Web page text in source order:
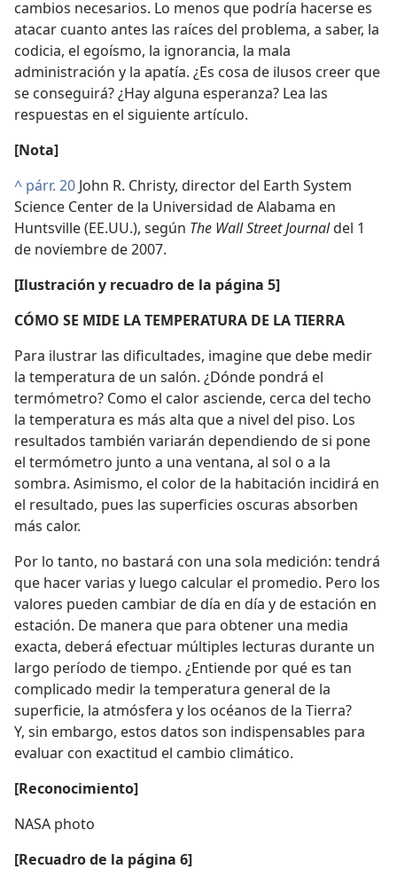
cambios necesarios. Lo menos que podría hacerse es
atacar cuanto antes las raíces del problema, a saber, la
codicia, el egoísmo, la ignorancia, la mala
administración y la apatía. ¿Es cosa de ilusos creer que
se conseguirá? ¿Hay alguna esperanza? Lea las
respuestas en el siguiente artículo.
[Nota]
^ párr. 20 John R. Christy, director del Earth System
Science Center de la Universidad de Alabama en
Huntsville (EE.UU.), según The Wall Street Journaldel 1
de noviembre de 2007.
[Ilustración y recuadro de la página 5]
CÓMO SE MIDE LA TEMPERATURA DE LA TIERRA
Para ilustrar las dificultades, imagine que debe medir
la temperatura de un salón. ¿Dónde pondrá el
termómetro? Como el calor asciende, cerca del techo
la temperatura es más alta que a nivel del piso. Los
resultados también variarán dependiendo de si pone
el termómetro junto a una ventana, al sol o a la
sombra. Asimismo, el color de la habitación incidirá en
el resultado, pues las superficies oscuras absorben
más calor.
Por lo tanto, no bastará con una sola medición: tendrá
que hacer varias y luego calcular el promedio. Pero los
valores pueden cambiar de día en día y de estación en
estación. De manera que para obtener una media
exacta, deberá efectuar múltiples lecturas durante un
largo período de tiempo. ¿Entiende por qué es tan
complicado medir la temperatura general de la
superficie, la atmósfera y los océanos de la Tierra?
Y, sin embargo, estos datos son indispensables para
evaluar con exactitud el cambio climático.
[Reconocimiento]
NASA photo
[Recuadro de la página 6]